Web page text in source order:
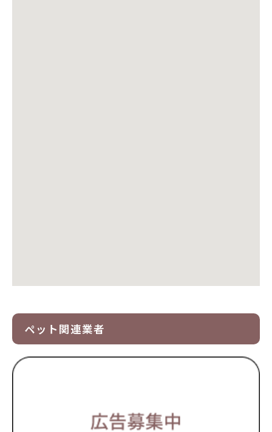
ペット関連業者